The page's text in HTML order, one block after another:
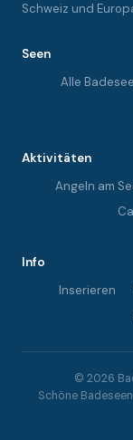
Schweiz und
Seen
Alle
Aktivitäten
Angeln am
Info
Inserieren
© 2026
Schöne